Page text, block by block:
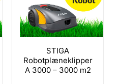
STIGA
Robotplæneklipper
A 3000 – 3000 m2